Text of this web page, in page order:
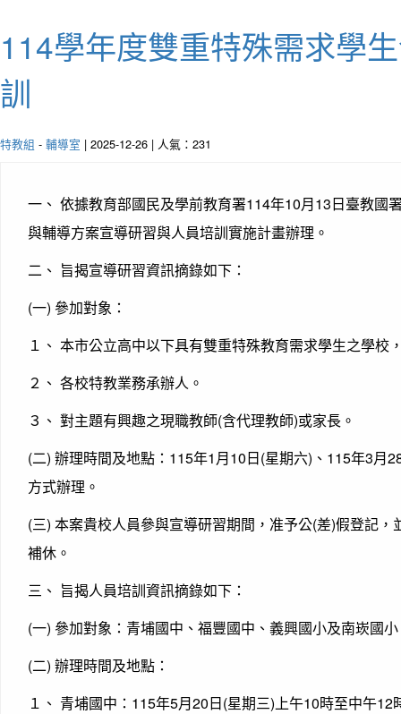
114學年度雙重特殊需求學
訓
特教組 - 輔導室 | 2025-12-26 | 人氣：231
一、 依據教育部國民及學前教育署114年10月13日臺教
與輔導方案宣導研習與人員培訓實施計畫辦理。
二、 旨揭宣導研習資訊摘錄如下：
(一) 參加對象：
１、 本市公立高中以下具有雙重特殊教育需求學生之學
２、 各校特教業務承辦人。
３、 對主題有興趣之現職教師(含代理教師)或家長。
(二) 辦理時間及地點：115年1月10日(星期六)、115年3月
方式辦理。
(三) 本案貴校人員參與宣導研習期間，准予公(差)假登記
補休。
三、 旨揭人員培訓資訊摘錄如下：
(一) 參加對象：青埔國中、福豐國中、義興國小及南崁國
(二) 辦理時間及地點：
１、 青埔國中：115年5月20日(星期三)上午10時至中午12